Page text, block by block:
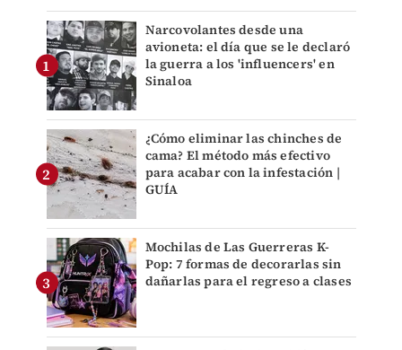
Narcovolantes desde una
avioneta: el día que se le declaró
la guerra a los 'influencers' en
Sinaloa
¿Cómo eliminar las chinches de
cama? El método más efectivo
para acabar con la infestación |
GUÍA
Mochilas de Las Guerreras K-
Pop: 7 formas de decorarlas sin
dañarlas para el regreso a clases